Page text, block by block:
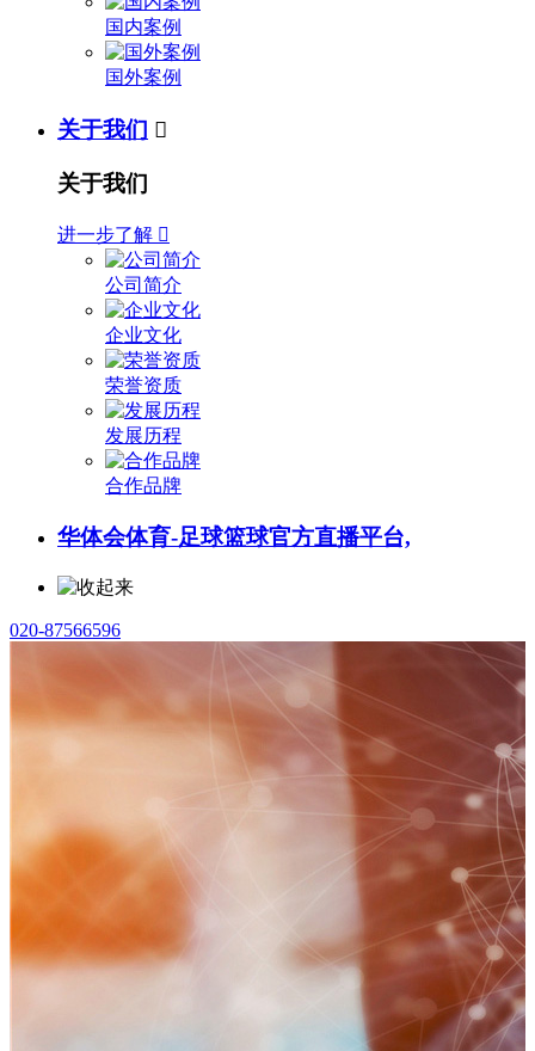
国内案例
国外案例
关于我们 
关于我们
进一步了解 
公司简介
企业文化
荣誉资质
发展历程
合作品牌
华体会体育-足球篮球官方直播平台,
020-87566596